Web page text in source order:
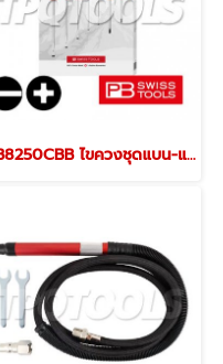
PB8250CBB ไขควงชุดแบน-แฉก 7 ตัวชุด+กล่องกระดาษรุ่นใหม่ PB SWISS TOOLS